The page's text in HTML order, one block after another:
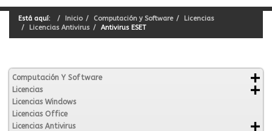
Está aquí: Inicio Computación y Software
Licencias
Licencias Antivirus
Antivirus ESET
Computación Y Software
Licencias
Licencias Windows
Licencias Office
Licencias Antivirus